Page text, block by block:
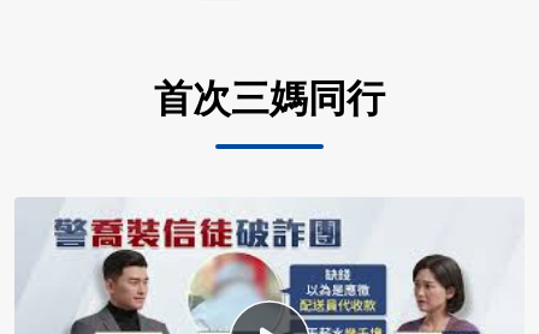
首次三媽同行